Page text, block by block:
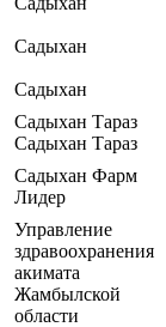
Садыхан
Садыхан
Садыхан Тараз
Садыхан Тараз
Садыхан Фарм
Лидер
Управление
здравоохранения
акимата
Жамбылской
области